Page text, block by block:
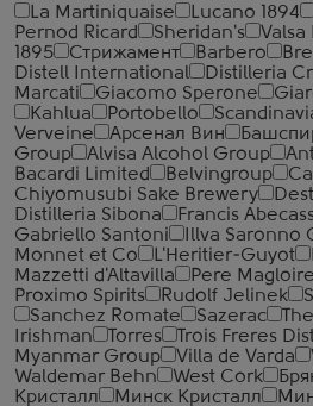
La Martiniquaise
Lucano 1894
Pernod Ricard
Sheridan's
1895
Стрижамент Barbero
Distell International
Distilleria
Marcati
Giacomo Sperone
Kahlua
Portobello
Verveine
Арсенал Вин
Group
Alvisa Alcohol Group
Bacardi Limited
Belvingroup
Chiyomusubi Sake Brewery
Distilleria Sibona
Francis
Gabriello Santoni
Illva Saronno
Monnet et Co
L'Heritier-Guyot
Mazzetti d'Altavilla
Pere Magloire
Proximo Spirits
Rudolf Jelinek
Sanchez Romate
Sazerac
Irishman
Torres Trois Freres
Myanmar Group
Villa de Varda
Waldemar Behn
West Cork
Кристалл
Минск Кристалл